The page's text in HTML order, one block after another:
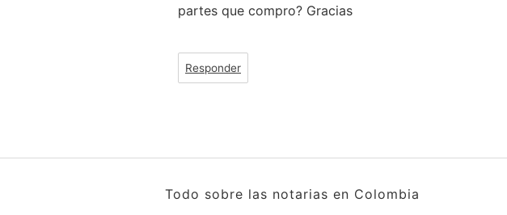
partes que compro? Gracias
Responder
Todo sobre las notarias en Colombia